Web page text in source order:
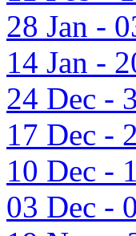
28 Jan -
14 Jan -
24 Dec -
17 Dec -
10 Dec -
03 Dec -